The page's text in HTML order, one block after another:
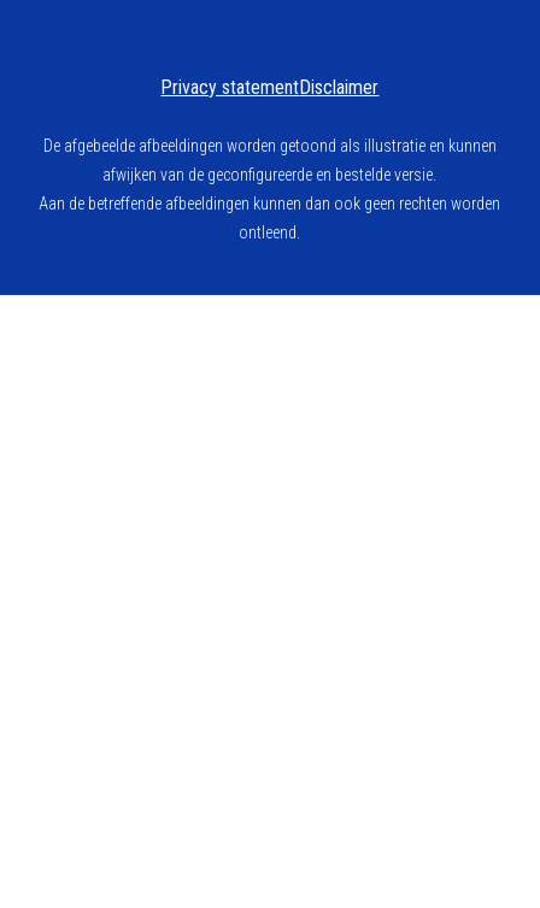
Privacy statementDisclaimer
De afgebeelde afbeeldingen worden getoond als illustratie en kunnen
afwijken van de geconfigureerde en bestelde versie.
Aan de betreffende afbeeldingen kunnen dan ook geen rechten worden
ontleend.